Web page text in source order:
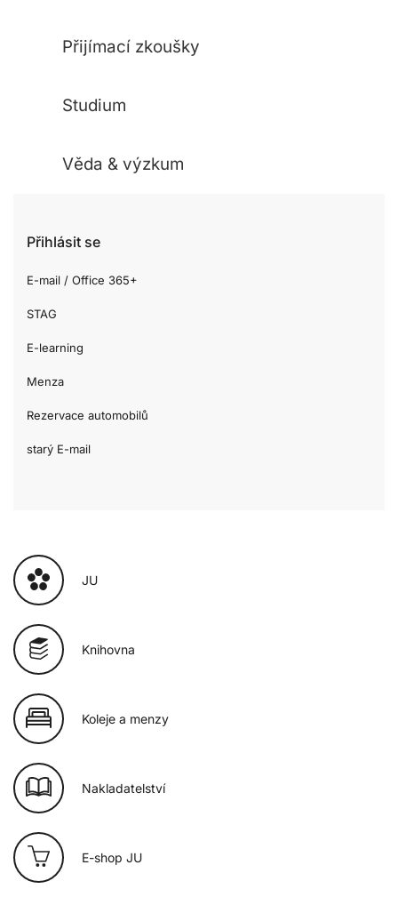
Přijímací zkoušky
Studium
Věda & výzkum
Přihlásit se
E-mail / Office 365+
STAG
E-learning
Menza
Rezervace automobilů
starý E-mail
JU
Knihovna
Koleje a menzy
Nakladatelství
E-shop JU